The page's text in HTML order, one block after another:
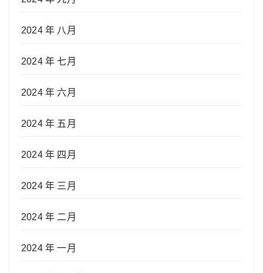
2024 年 八月
2024 年 七月
2024 年 六月
2024 年 五月
2024 年 四月
2024 年 三月
2024 年 二月
2024 年 一月